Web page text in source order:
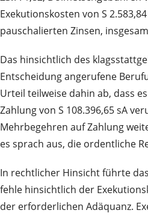
Exekutionskosten von S
pauschalierten Zinsen,
Das hinsichtlich des
Entscheidung angerufene
Urteil teilweise dahin ab, dass
Zahlung von S 108.396,65 sA
Mehrbegehren auf Zahlung
es sprach aus, die ordentliche
In rechtlicher Hinsicht führte
fehle hinsichtlich der
der erforderlichen Adäquanz.